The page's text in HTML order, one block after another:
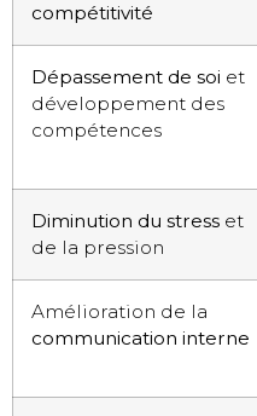
compétitivité
Dépassement de soi et
développement des
compétences
Diminution du stress et
de la pression
Amélioration de la
communication interne